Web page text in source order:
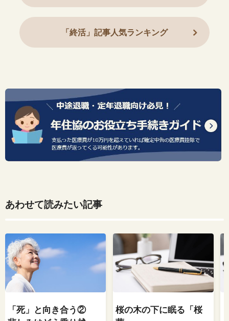
「終活」記事人気ランキング
あわせて読みたい記事
「死」と向き合う②
桜の木の下に眠る「桜